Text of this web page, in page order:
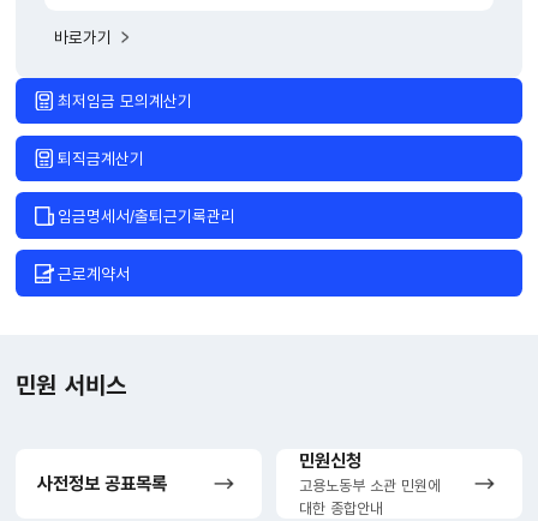
바로가기
최저임금 모의계산기
퇴직금계산기
임금명세서/출퇴근기록관리
근로계약서
링크로
민원 서비스
민원신청
고용노동부 소관 민원에
대한 종합안내
사전정보 공표목록